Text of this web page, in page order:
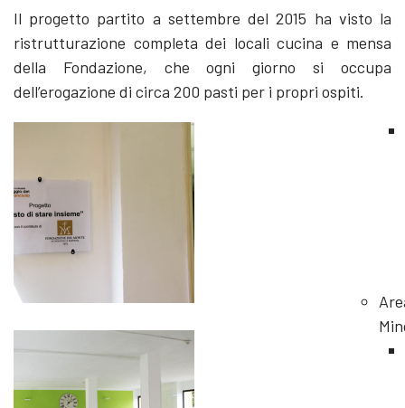
Il progetto partito a settembre del 2015 ha visto la
ristrutturazione completa dei locali cucina e mensa
della Fondazione, che ogni giorno si occupa
dell’erogazione di circa 200 pasti per i propri ospiti.